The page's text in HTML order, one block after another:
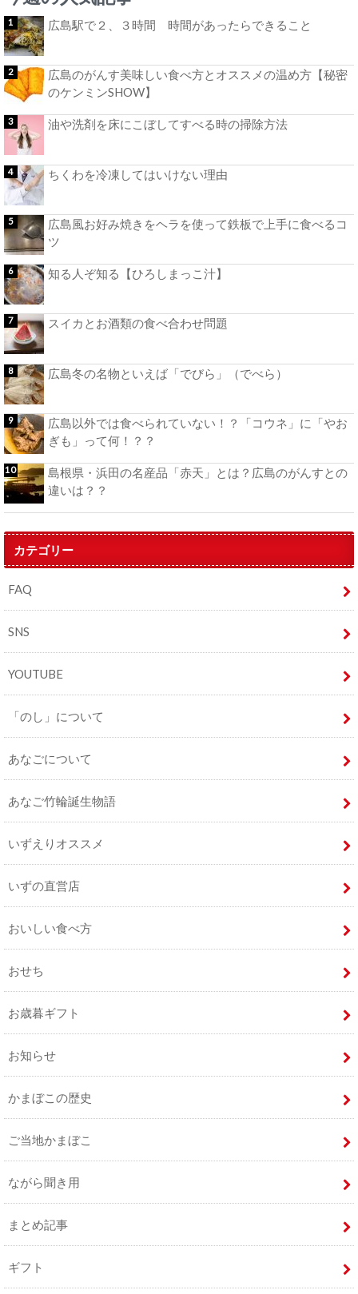
広島駅で２、３時間 時間があったらできること
広島のがんす美味しい食べ方とオススメの温め方【秘密
のケンミンSHOW】
油や洗剤を床にこぼしてすべる時の掃除方法
ちくわを冷凍してはいけない理由
広島風お好み焼きをヘラを使って鉄板で上手に食べるコ
ツ
知る人ぞ知る【ひろしまっこ汁】
スイカとお酒類の食べ合わせ問題
広島冬の名物といえば「でびら」（でべら）
広島以外では食べられていない！？「コウネ」に「やお
ぎも」って何！？？
島根県・浜田の名産品「赤天」とは？広島のがんすとの
違いは？？
カテゴリー
FAQ
SNS
YOUTUBE
「のし」について
あなごについて
あなご竹輪誕生物語
いずえりオススメ
いずの直営店
おいしい食べ方
おせち
お歳暮ギフト
お知らせ
かまぼこの歴史
ご当地かまぼこ
ながら聞き用
まとめ記事
ギフト